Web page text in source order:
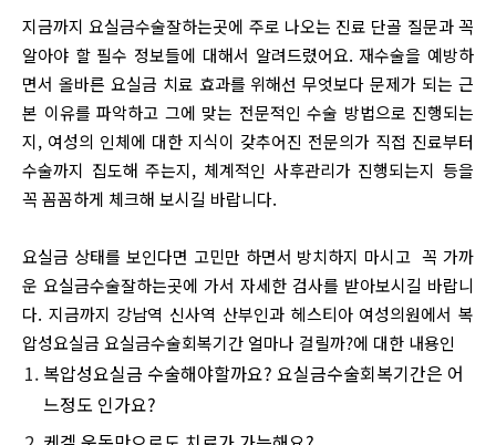
지금까지 요실금수술잘하는곳에 주로 나오는 진료 단골 질문과 꼭
알아야 할 필수 정보들에 대해서 알려드렸어요. 재수술을 예방하
면서 올바른 요실금 치료 효과를 위해선 무엇보다 문제가 되는 근
본 이유를 파악하고 그에 맞는 전문적인 수술 방법으로 진행되는
지, 여성의 인체에 대한 지식이 갖추어진 전문의가 직접 진료부터
수술까지 집도해 주는지, 체계적인 사후관리가 진행되는지 등을
꼭 꼼꼼하게 체크해 보시길 바랍니다.
요실금 상태를 보인다면 고민만 하면서 방치하지 마시고 꼭 가까
운 요실금수술잘하는곳에 가서 자세한 검사를 받아보시길 바랍니
다. 지금까지 강남역 신사역 산부인과 헤스티아 여성의원에서 복
압성요실금 요실금수술회복기간 얼마나 걸릴까?에 대한 내용인
복압성요실금 수술해야할까요? 요실금수술회복기간은 어
느정도 인가요?